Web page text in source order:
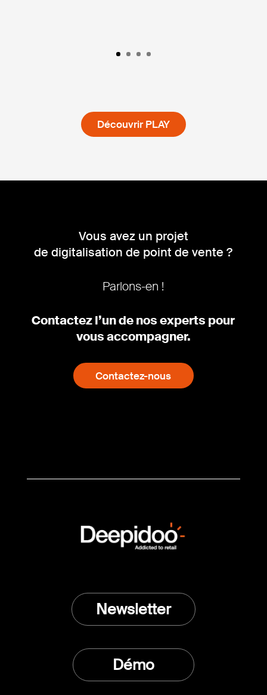
Découvrir PLAY
Vous avez un projet
de digitalisation de point de vente ?
Parlons-en !
Contactez l’un de nos experts pour
vous accompagner.
Contactez-nous
Newsletter
Démo